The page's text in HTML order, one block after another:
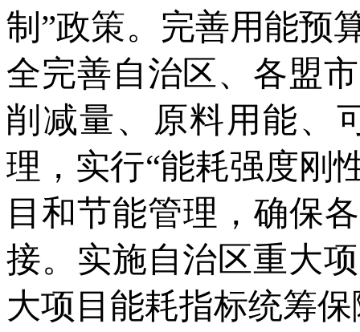
制”政策。完善用能预
全完善自治区、各盟
削减量、原料用能、
理，实行“能耗强度刚
目和节能管理，确保
接。实施自治区重大
大项目能耗指标统筹